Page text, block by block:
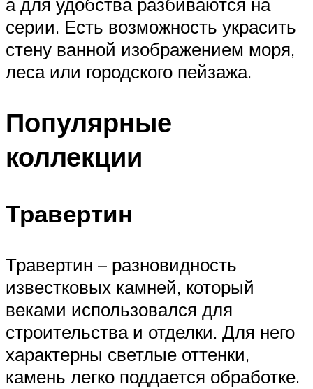
серии. Есть возможность украсить
стену ванной изображением моря,
леса или городского пейзажа.
Популярные
коллекции
Травертин
Травертин – разновидность
известковых камней, который
веками использовался для
строительства и отделки. Для него
характерны светлые оттенки,
камень легко поддается обработке.